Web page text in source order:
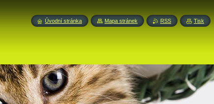
Úvodní stránka Mapa stránek RSS Tisk